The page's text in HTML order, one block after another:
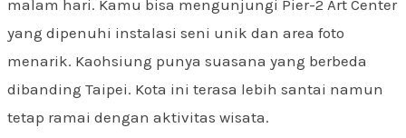
malam hari. Kamu bisa mengunjungi Pier-2 Art Center
yang dipenuhi instalasi seni unik dan area foto
menarik. Kaohsiung punya suasana yang berbeda
dibanding Taipei. Kota ini terasa lebih santai namun
tetap ramai dengan aktivitas wisata.